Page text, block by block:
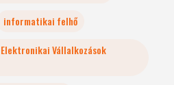
informatikai felhő
Vállalkozások